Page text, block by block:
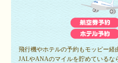
飛行機やホテルの予約もモッピー経
JALやANAのマイルを貯めているな